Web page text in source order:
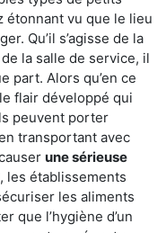
étonnant vu que le lieu
Qu’il s’agisse de la
la salle de service, il
part. Alors qu’en ce
flair développé qui
peuvent porter
transportant avec
une sérieuse
les établissements
les aliments
que l’hygiène d’un